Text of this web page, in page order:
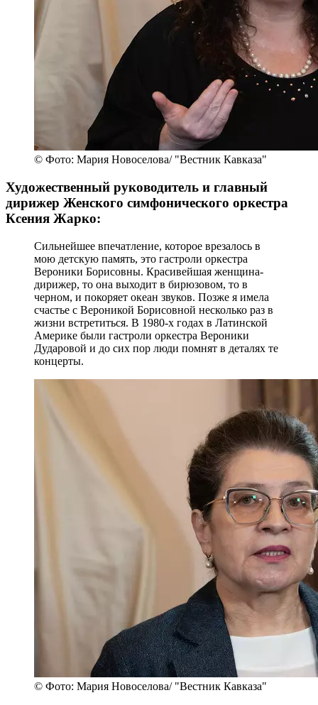
© Фото: Мария Новоселова/ "Вестник Кавказа"
Художественный руководитель и главный
дирижер Женского симфонического оркестра
Ксения Жарко:
Сильнейшее впечатление, которое врезалось в
мою детскую память, это гастроли оркестра
Вероники Борисовны. Красивейшая женщина-
дирижер, то она выходит в бирюзовом, то в
черном, и покоряет океан звуков. Позже я имела
счастье с Вероникой Борисовной несколько раз в
жизни встретиться. В 1980-х годах в Латинской
Америке были гастроли оркестра Вероники
Дударовой и до сих пор люди помнят в деталях те
концерты.
© Фото: Мария Новоселова/ "Вестник Кавказа"